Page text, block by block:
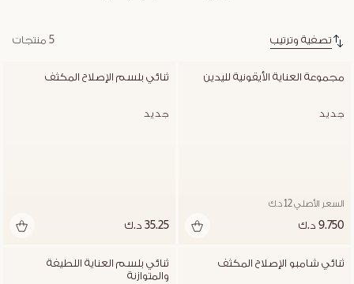
تصفية وترتيب 5 منتجات
مجموعة العناية الأيقونية لليدين
جديد
9.750 د.ك
السعر الأصلي 12 د.ك
ثنائي بلسم الإصلاح المكثف
جديد
35.25 د.ك
ثنائي شامبو الإصلاح المكثف
والمتوازنة